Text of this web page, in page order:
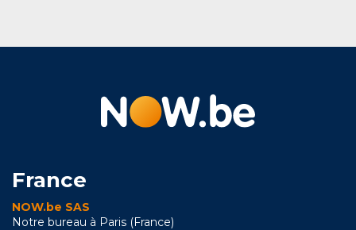
France
NOW.be SAS
Notre bureau à Paris (France)